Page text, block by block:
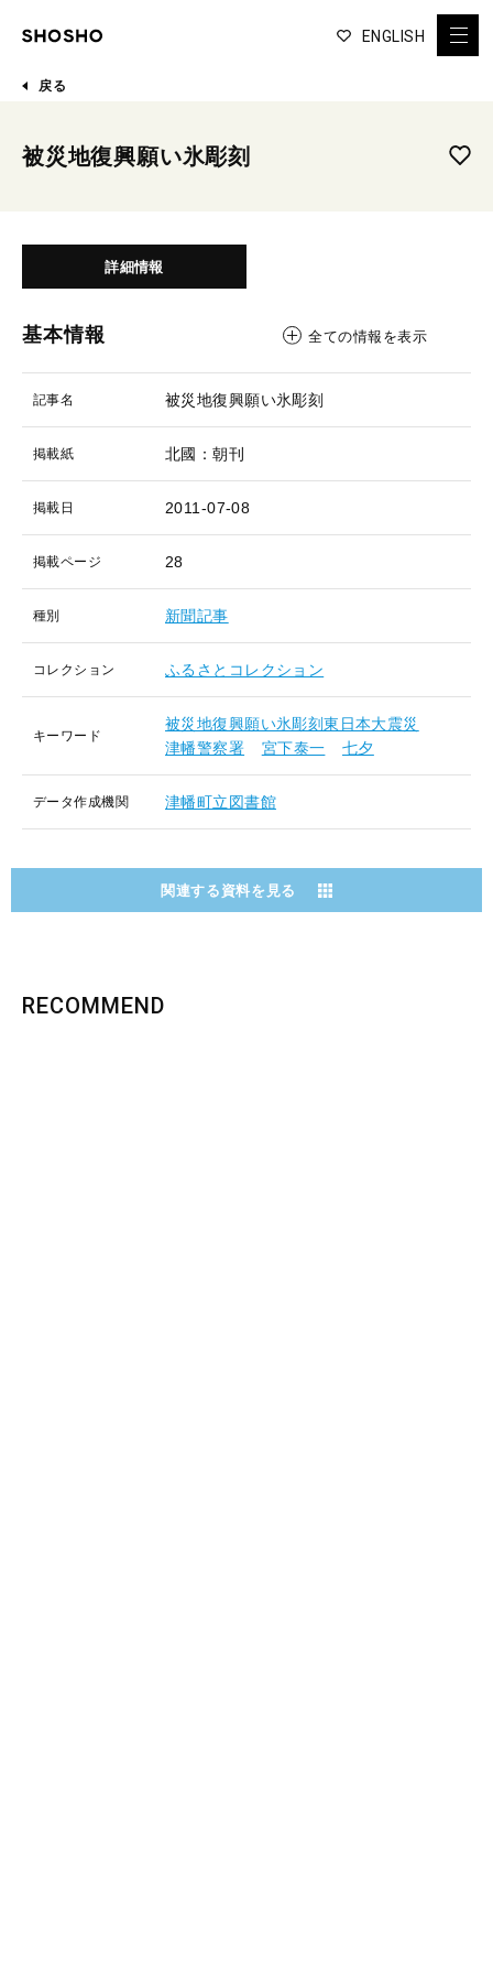
ENGLISH
戻る
被災地復興願い氷彫刻
詳細情報
基本情報 全ての情報を表示
記事名 被災地復興願い氷彫刻
掲載紙 北國：朝刊
掲載日 2011-07-08
掲載ページ 28
種別 新聞記事
コレクション ふるさとコレクション
キーワード
被災地復興願い氷彫刻東日本大震災
津幡警察署
宮下泰一 七夕
データ作成機関 津幡町立図書館
関連する資料を見る
RECOMMEND